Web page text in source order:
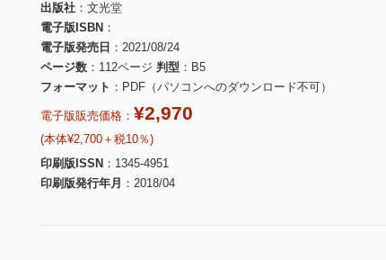
出版社
文光堂
電子版ISBN
電子版発売日
2021/08/24
ページ数
112ページ 判型
B5
フォーマット
PDF（パソコンへのダウンロード不可）
電子版販売価格： ¥2,970
(本体¥2,700＋税10％)
印刷版ISSN
1345-4951
印刷版発行年月
2018/04